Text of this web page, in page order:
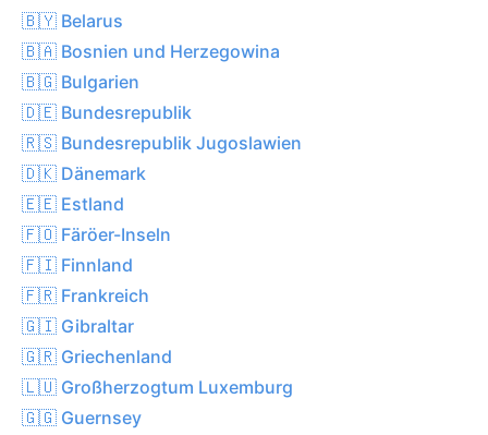
🇧🇾 Belarus
🇧🇦 Bosnien und Herzegowina
🇧🇬 Bulgarien
🇩🇪 Bundesrepublik
🇷🇸 Bundesrepublik Jugoslawien
🇩🇰 Dänemark
🇪🇪 Estland
🇫🇴 Färöer-Inseln
🇫🇮 Finnland
🇫🇷 Frankreich
🇬🇮 Gibraltar
🇬🇷 Griechenland
🇱🇺 Großherzogtum Luxemburg
🇬🇬 Guernsey